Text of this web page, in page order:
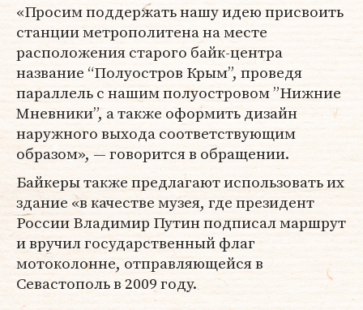
«Просим поддержать нашу идею присвоить
станции метрополитена на месте
расположения старого байк-центра
название “Полуостров Крым”, проведя
параллель с нашим полуостровом ”Нижние
Мневники”, а также оформить дизайн
наружного выхода соответствующим
образом», — говорится в обращении.
Байкеры также предлагают использовать их
здание «в качестве музея, где президент
России Владимир Путин подписал маршрут
и вручил государственный флаг
мотоколонне, отправляющейся в
Севастополь в 2009 году.